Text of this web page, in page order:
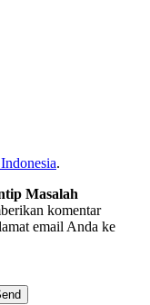
.
Masalah
komentar
email Anda ke